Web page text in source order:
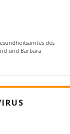
des
und Barbara